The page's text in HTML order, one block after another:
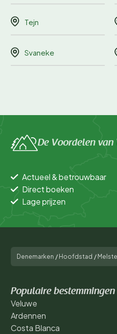
Tejn
Svaneke
De Voordelen van
Actueel & betrouwbaar
Direct boeken
Lage prijzen
Denemarken / Hoofdstad /
Populaire bestemmingen
Veluwe
Ardennen
Costa Blanca